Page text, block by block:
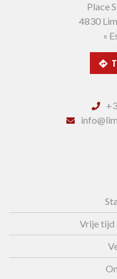
Place
4830
«
Vrije tijd